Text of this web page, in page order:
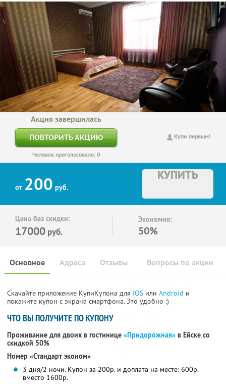
Купи первым!
Акция завершилась
ПОВТОРИТЬ АКЦИЮ
Человек проголосовало: 0
от 200 руб.
КУПИТЬ
Цена без скидки:
17000 руб.
Экономия:
50%
Основное Отзывы Вопросы по акции
Адреса
Скачайте приложение КупиКупона для IOS или Android и
покажите купон с экрана смартфона. Это удобно :)
ЧТО ВЫ ПОЛУЧИТЕ ПО КУПОНУ
Проживание для двоих в гостинице «Придорожная» в Ейске со
скидкой 50%
Номер «Стандарт эконом»
3 дня/2 ночи. Купон за 200р. и доплата на месте: 600р.
вместо 1600р.